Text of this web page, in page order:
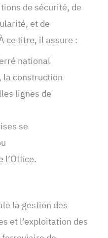
de sécurité, de
et de
ce titre, il assure :
national
la construction
lignes de
se
l’Office.
la gestion des
et l’exploitation des